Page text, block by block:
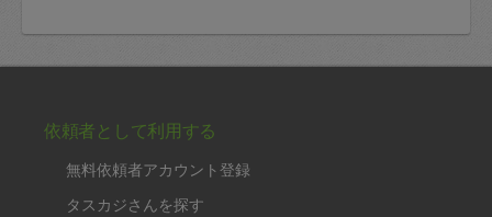
依頼者として利用する
無料依頼者アカウント登録
タスカジさんを探す